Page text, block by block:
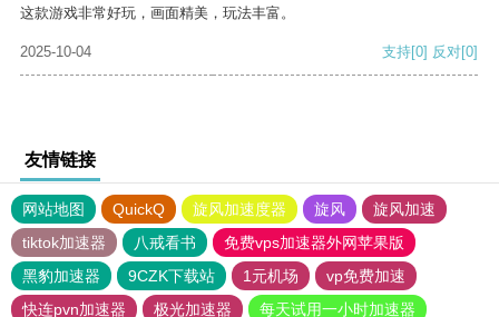
这款游戏非常好玩，画面精美，玩法丰富。
2025-10-04 支持[0] 反对[0]
友情链接
网站地图 QuickQ 旋风加速度器 旋风
旋风加速
tiktok加速器
八戒看书
免费vps加速器外网苹果版
黑豹加速器
9CZK下载站 1元机场
vp免费加速
快连pvn加速器
极光加速器 每天试用一小时加速器